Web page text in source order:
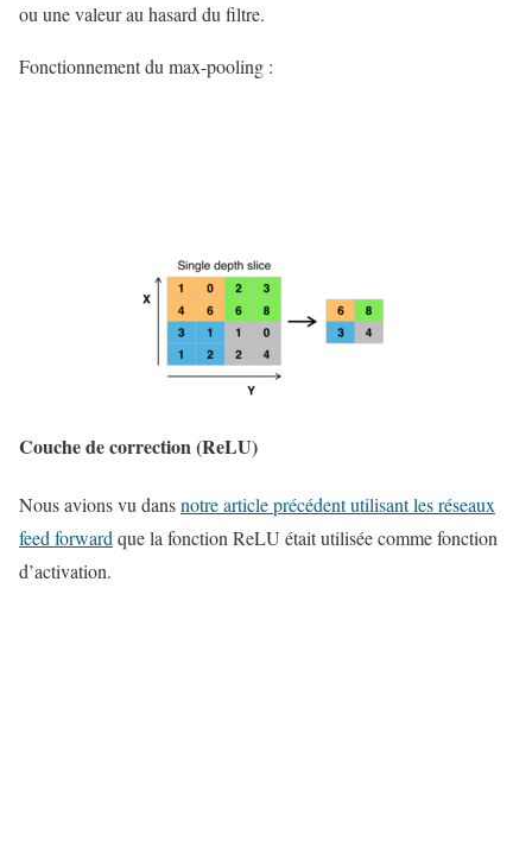
ou une valeur au hasard du filtre.
Fonctionnement du max-pooling :
Couche de correction (ReLU)
Nous avions vu dansnotre article précédent utilisant les réseaux
feed forward que la fonction ReLU était utilisée comme fonction
d’activation.